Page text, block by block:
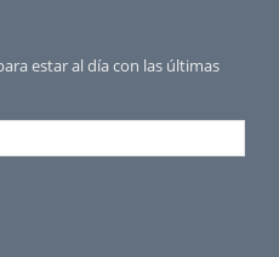
estar al día con las últimas